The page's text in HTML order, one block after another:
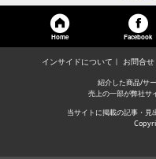
Home Facebook
インサイドについて お問合せ
紹介した商品/サ
売上の一部が弊社サ
当サイトに掲載の記事・見